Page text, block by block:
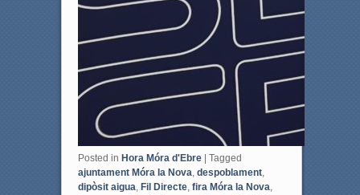
Posted in Hora Móra d'Ebre
Tagged
ajuntament Móra la Nova, despoblament,
dipòsit aigua, Fil Directe, fira Móra la Nova,